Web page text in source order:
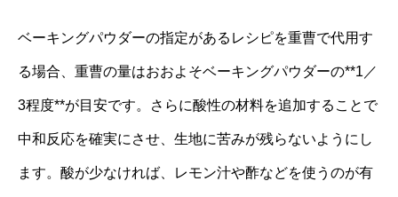
ベーキングパウダーの指定があるレシピを重曹で代用す
る場合、重曹の量はおおよそベーキングパウダーの**1／
3程度**が目安です。さらに酸性の材料を追加することで
中和反応を確実にさせ、生地に苦みが残らないようにし
ます。酸が少なければ、レモン汁や酢などを使うのが有